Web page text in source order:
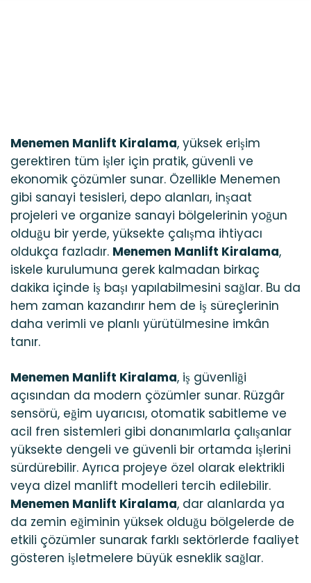
Menemen Manlift Kiralama, yüksek erişim
gerektiren tüm işler için pratik, güvenli ve
ekonomik çözümler sunar. Özellikle Menemen
gibi sanayi tesisleri, depo alanları, inşaat
projeleri ve organize sanayi bölgelerinin yoğun
olduğu bir yerde, yüksekte çalışma ihtiyacı
oldukça fazladır. Menemen Manlift Kiralama,
iskele kurulumuna gerek kalmadan birkaç
dakika içinde iş başı yapılabilmesini sağlar. Bu da
hem zaman kazandırır hem de iş süreçlerinin
daha verimli ve planlı yürütülmesine imkân
tanır.
Menemen Manlift Kiralama, iş güvenliği
açısından da modern çözümler sunar. Rüzgâr
sensörü, eğim uyarıcısı, otomatik sabitleme ve
acil fren sistemleri gibi donanımlarla çalışanlar
yüksekte dengeli ve güvenli bir ortamda işlerini
sürdürebilir. Ayrıca projeye özel olarak elektrikli
veya dizel manlift modelleri tercih edilebilir.
Menemen Manlift Kiralama, dar alanlarda ya
da zemin eğiminin yüksek olduğu bölgelerde de
etkili çözümler sunarak farklı sektörlerde faaliyet
gösteren işletmelere büyük esneklik sağlar.